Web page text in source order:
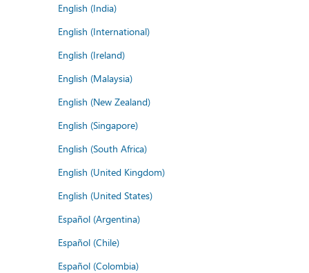
English (India)
English (International)
English (Ireland)
English (Malaysia)
English (New Zealand)
English (Singapore)
English (South Africa)
English (United Kingdom)
English (United States)
Español (Argentina)
Español (Chile)
Español (Colombia)